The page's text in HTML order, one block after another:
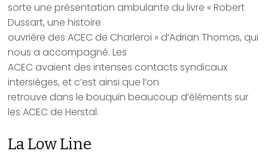
sorte une présentation ambulante du livre « Robert
Dussart, une histoire
ouvrière des ACEC de Charleroi » d’Adrian Thomas, qui
nous a accompagné. Les
ACEC avaient des intenses contacts syndicaux
intersièges, et c’est ainsi que l’on
retrouve dans le bouquin beaucoup d’éléments sur
les ACEC de Herstal.
La Low Line